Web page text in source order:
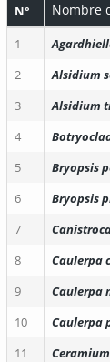
N° Nombre
1
2
Alsidium
3
Alsidium
4
5
Bryopsis
6
Bryopsis
7
8
Caulerpa
9
Caulerpa
10
Caulerpa
11